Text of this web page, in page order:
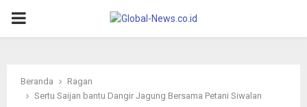
PRIMARY
Beranda
Ragan
Sertu Saijan bantu Dangir Jagung Bersama Petani Siwalan